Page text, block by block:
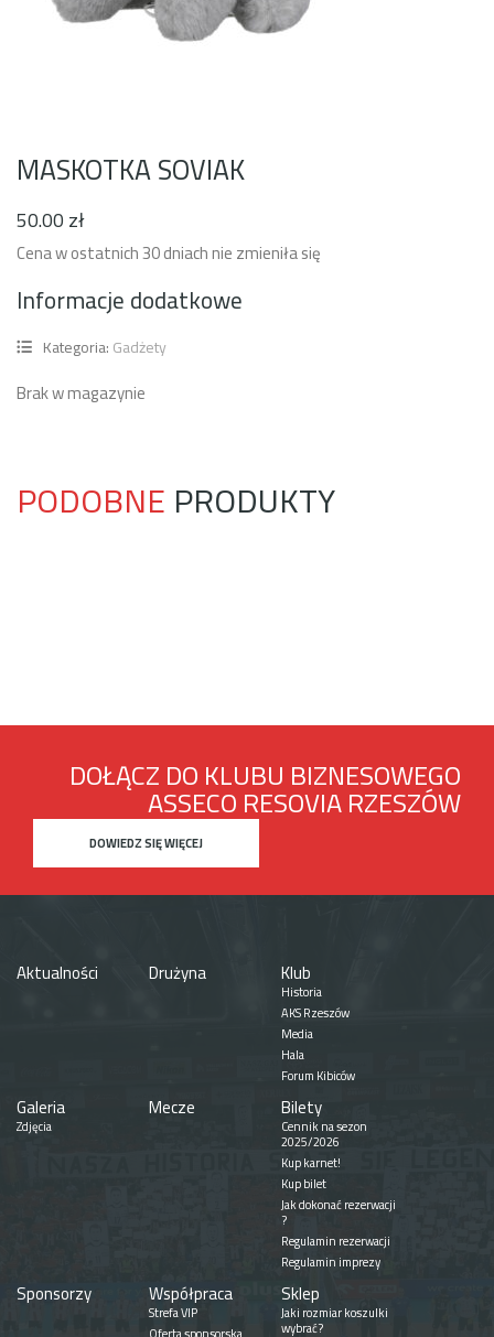
MASKOTKA SOVIAK
50.00zł
Cena w ostatnich 30 dniach nie zmieniła się
Informacje dodatkowe
Kategoria:Gadżety
Brak w magazynie
PODOBNEPRODUKTY
DOŁĄCZ DO KLUBU BIZNESOWEGO
ASSECO RESOVIA RZESZÓW
DOWIEDZ SIĘ WIĘCEJ
Aktualności Drużyna Klub
Historia
AKS Rzeszów
Media
Hala
Forum Kibiców
Galeria
Zdjęcia
Mecze Bilety
Cennik na sezon
2025/2026
Kup karnet!
Kup bilet
Jak dokonać rezerwacji
?
Regulamin rezerwacji
Regulamin imprezy
Sponsorzy Współpraca
Strefa VIP
Sklep
Jaki rozmiar koszulki
wybrać?